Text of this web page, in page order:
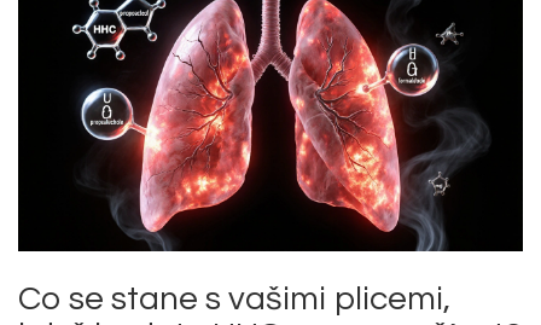
Co se stane s vašimi plicemi,